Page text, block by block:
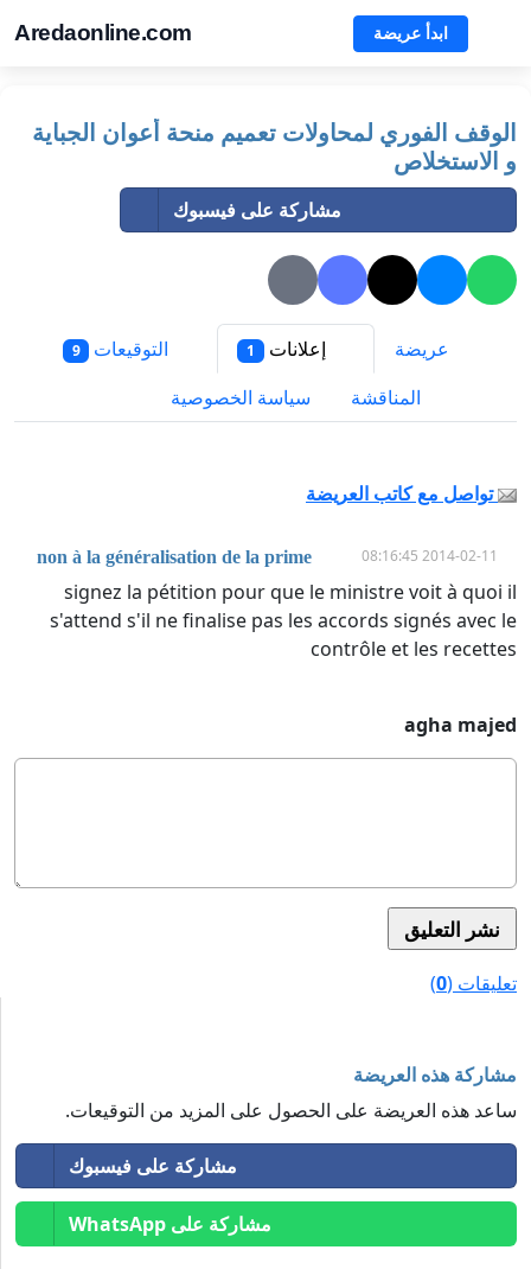
Aredaonline.com ابدأ عريضة
الوقف الفوري لمحاولات تعميم منحة أعوان الجباية
و الاستخلاص
مشاركة على فيسبوك
عريضة إعلانات 1 التوقيعات 9
المناقشة سياسة الخصوصية
تواصل مع كاتب العريضة
non à la généralisation de la prime 2014-02-11 08:16:45
signez la pétition pour que le ministre voit à quoi il
s'attend s'il ne finalise pas les accords signés avec le
contrôle et les recettes
agha majed
تعليقات (0
)
مشاركة هذه العريضة
ساعد هذه العريضة على الحصول على المزيد من التوقيعات.
مشاركة على فيسبوك
مشاركة على WhatsApp